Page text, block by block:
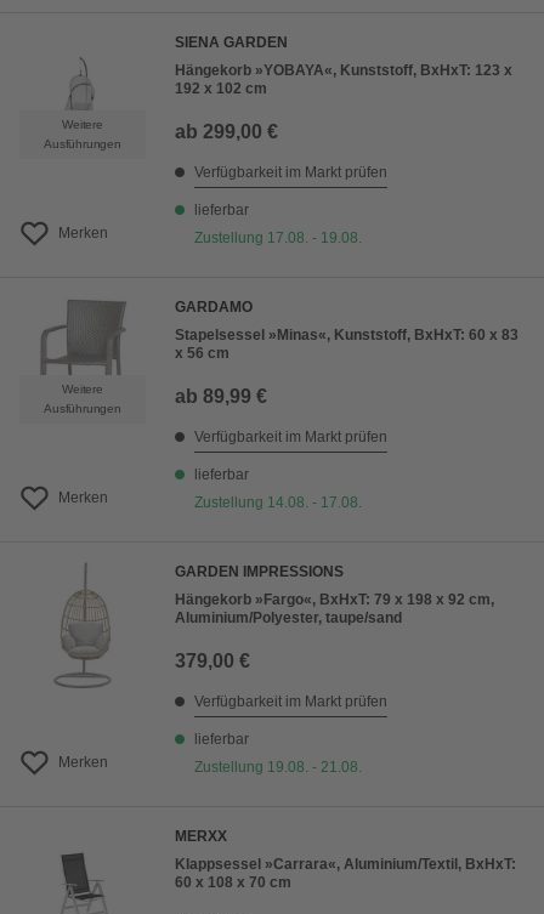
Weitere
Ausführungen
Merken
SIENA GARDEN
Hängekorb »YOBAYA«, Kunststoff, BxHxT: 123 x
192 x 102 cm
ab 299,00 €
Verfügbarkeit im Markt prüfen
lieferbar
Zustellung 17.08. - 19.08.
Weitere
Ausführungen
Merken
GARDAMO
Stapelsessel »Minas«, Kunststoff, BxHxT: 60 x 83
x 56 cm
ab 89,99 €
Verfügbarkeit im Markt prüfen
lieferbar
Zustellung 14.08. - 17.08.
Merken
GARDEN IMPRESSIONS
Hängekorb »Fargo«, BxHxT: 79 x 198 x 92 cm,
Aluminium/Polyester, taupe/sand
379,00 €
Verfügbarkeit im Markt prüfen
lieferbar
Zustellung 19.08. - 21.08.
MERXX
Klappsessel »Carrara«, Aluminium/Textil, BxHxT:
60 x 108 x 70 cm